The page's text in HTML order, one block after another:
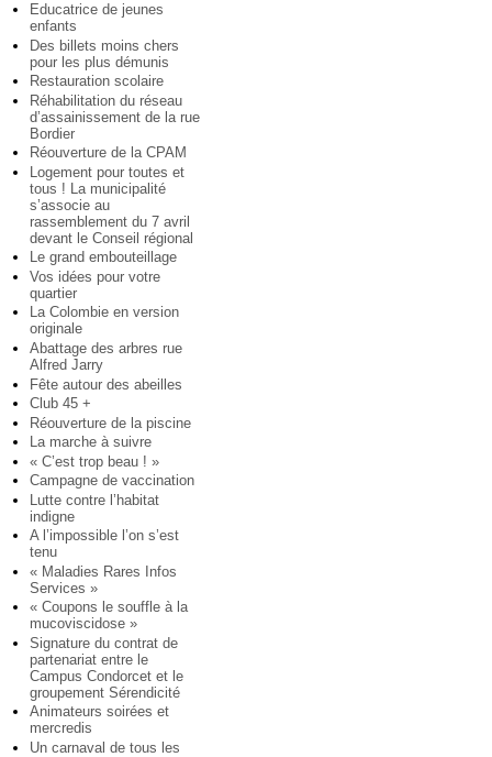
Educatrice de jeunes
enfants
Des billets moins chers
pour les plus démunis
Restauration scolaire
Réhabilitation du réseau
d’assainissement de la rue
Bordier
Réouverture de la CPAM
Logement pour toutes et
tous ! La municipalité
s’associe au
rassemblement du 7 avril
devant le Conseil régional
Le grand embouteillage
Vos idées pour votre
quartier
La Colombie en version
originale
Abattage des arbres rue
Alfred Jarry
Fête autour des abeilles
Club 45 +
Réouverture de la piscine
La marche à suivre
« C’est trop beau ! »
Campagne de vaccination
Lutte contre l’habitat
indigne
A l’impossible l’on s’est
tenu
« Maladies Rares Infos
Services »
« Coupons le souffle à la
mucoviscidose »
Signature du contrat de
partenariat entre le
Campus Condorcet et le
groupement Sérendicité
Animateurs soirées et
mercredis
Un carnaval de tous les